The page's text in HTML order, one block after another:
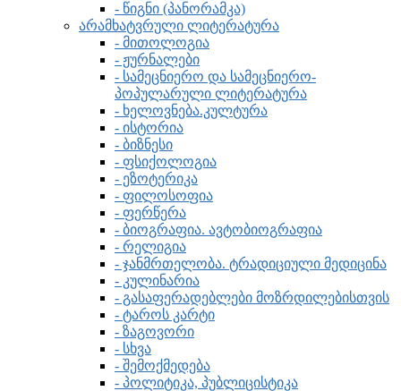
- წიგნი (პანორამკა)
არამხატვრული ლიტერატურა
- მითოლოგია
- ჟურნალები
- სამეცნიერო და სამეცნიერო-
პოპულარული ლიტერატურა
- ხელოვნება.კულტურა
- ისტორია
- ბიზნესი
- ფსიქოლოგია
- ეზოტერიკა
- ფილოსოფია
- ფერწერა
- ბიოგრაფია. ავტობიოგრაფია
- რელიგია
- ჯანმრთელობა. ტრადიციული მედიცინა
- კულინარია
- გასაფერადებლები მოზრდილებისთვის
- ტაროს კარტი
- ზაგოვორი
- სხვა
- შემოქმედება
- პოლიტიკა, პუბლიცისტიკა